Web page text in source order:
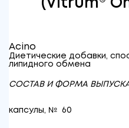
(Vitrum®
Acino
Диетические добавки,
липидного обмена
СОСТАВ И ФОРМА
капсулы, № 60